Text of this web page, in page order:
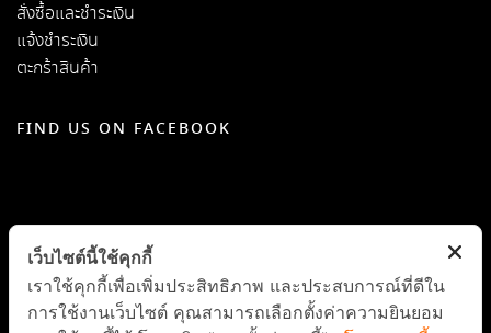
สั่งซื้อและชำระเงิน
แจ้งชำระเงิน
ตะกร้าสินค้า
FIND US ON FACEBOOK
เว็บไซต์นี้ใช้คุกกี้
เราใช้คุกกี้เพื่อเพิ่มประสิทธิภาพ และประสบการณ์ที่ดีใน
การใช้งานเว็บไซต์ คุณสามารถเลือกตั้งค่าความยินยอม